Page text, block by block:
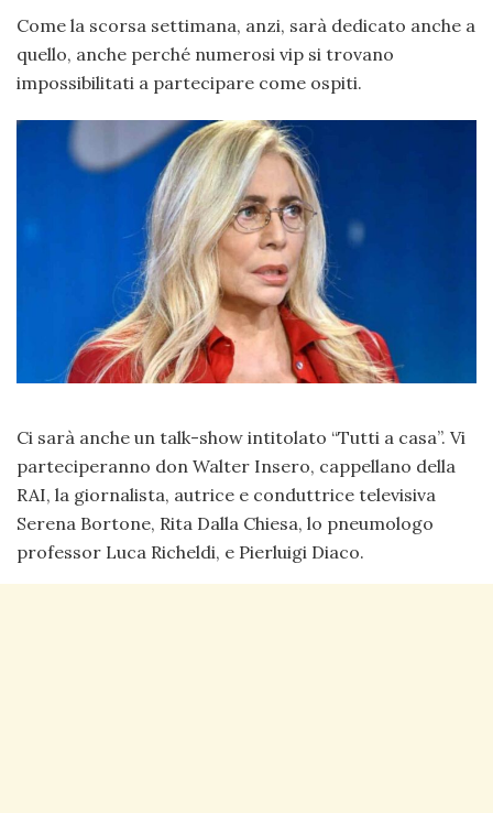
Come la scorsa settimana, anzi, sarà dedicato anche a
quello, anche perché numerosi vip si trovano
impossibilitati a partecipare come ospiti.
Ci sarà anche un talk-show intitolato “Tutti a casa”. Vi
parteciperanno don Walter Insero, cappellano della
RAI, la giornalista, autrice e conduttrice televisiva
Serena Bortone, Rita Dalla Chiesa, lo pneumologo
professor Luca Richeldi, e Pierluigi Diaco.